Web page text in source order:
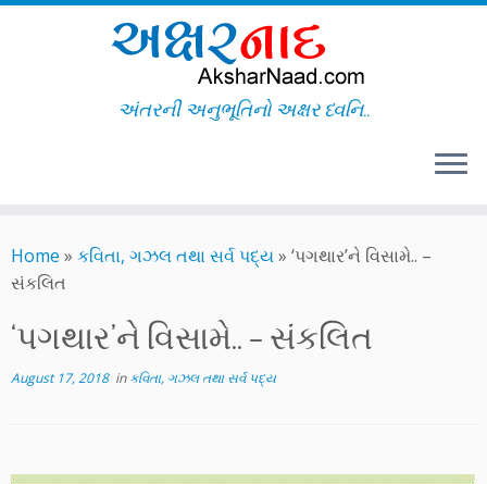
to
content
અંતરની અનુભૂતિનો અક્ષર ધ્વનિ..
Home » કવિતા, ગઝલ તથા સર્વ પદ્ય» ‘પગથાર’ને વિસામે.. –
સંકલિત
‘પગથાર’ને વિસામે.. – સંકલિત
August 17, 2018inકવિતા, ગઝલ તથા સર્વ પદ્ય